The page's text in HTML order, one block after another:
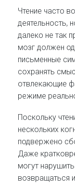
Чтение часто
деятельность,
далеко не так
мозг должен
письменные
сохранять
отвлекающие
режиме
Поскольку
нескольких
подвержено
Даже
могут
возвращаться